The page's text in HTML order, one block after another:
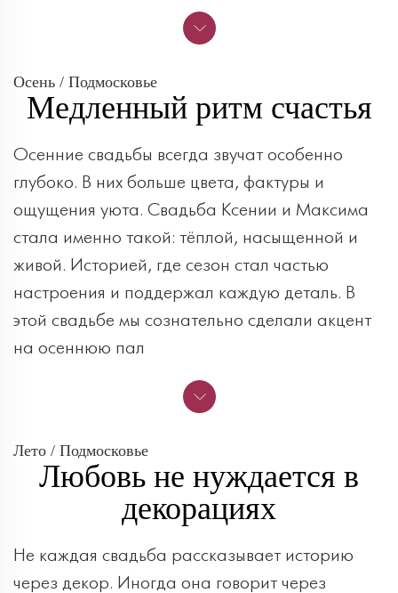
Осень / Подмосковье
Медленный ритм счастья
Осенние свадьбы всегда звучат особенно
глубоко. В них больше цвета, фактуры и
ощущения уюта. Свадьба Ксении и Максима
стала именно такой: тёплой, насыщенной и
живой. Историей, где сезон стал частью
настроения и поддержал каждую деталь. В
этой свадьбе мы сознательно сделали акцент
на осеннюю пал
Лето / Подмосковье
Любовь не нуждается в
декорациях
Не каждая свадьба рассказывает историю
через декор. Иногда она говорит через